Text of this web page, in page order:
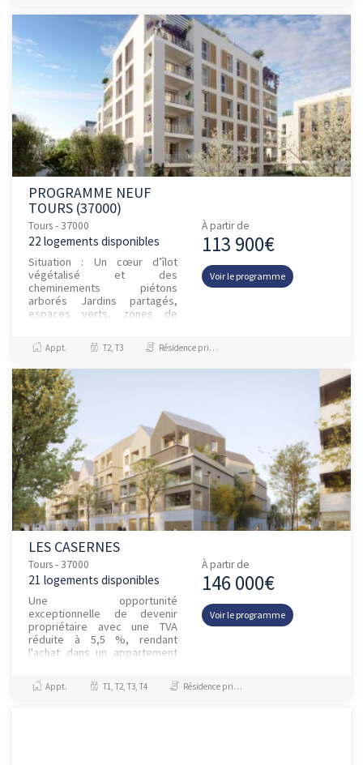
PROGRAMME NEUF
TOURS (37000)
Tours - 37000
22 logements disponibles
Situation : Un cœur d’îlot
végétalisé et des
cheminements piétons
arborés Jardins partagés,
espaces verts, zones de
services : centre commercial
La Petite Arche,...
À partir de
113 900€
Voir le programme
Appt. T2, T3 Résidence principale / PTZ, Investissement et Défiscalisation
LES CASERNES
Tours - 37000
21 logements disponibles
Une opportunité
exceptionnelle de devenir
propriétaire avec une TVA
réduite à 5,5 %, rendant
l'achat dans un appartement
Découvrez Les Casernes, un
ensemble...
À partir de
146 000€
Voir le programme
Appt. T1, T2, T3, T4 Résidence principale / PTZ, Investissement et Défiscalisation